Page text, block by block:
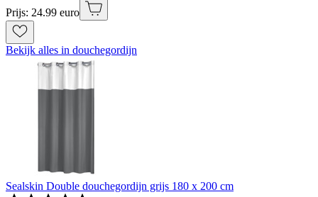
Prijs: 24.99 euro
Bekijk alles in douchegordijn
Sealskin Double douchegordijn grijs 180 x 200 cm